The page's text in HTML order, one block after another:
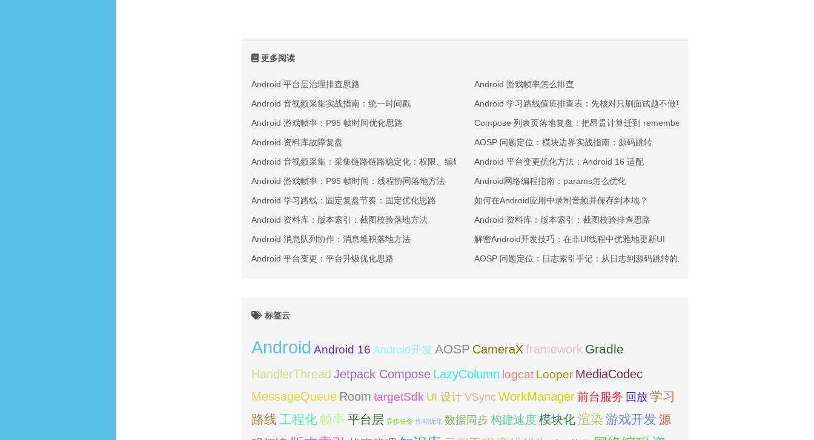
更多阅读
Android 平台层治理排查思路
Android 音视频采集实战指南：统一时间戳
Android 游戏帧率：P95 帧时间优化思路
Android 资料库故障复盘
Android 音视频采集：采集链路链路稳定化：权限、编码与回放三段排查
Android 游戏帧率：P95 帧时间：线程协同落地方法
Android 学习路线：固定复盘节奏：固定优化思路
Android 资料库：版本索引：截图校验落地方法
Android 消息队列协作：消息堆积落地方法
Android 平台变更：平台升级优化思路
Android 游戏帧率怎么排查
Android 学习路线值班排查表：先核对只刷面试题不做项目还是每周保留一个可演示 Demo
Compose 列表页落地复盘：把昂贵计算迁到 remember 或 ViewModel没补齐时问题会怎
AOSP 问题定位：模块边界实战指南：源码跳转
Android 平台变更优化方法：Android 16 适配
Android网络编程指南：params怎么优化
如何在Android应用中录制音频并保存到本地？
Android 资料库：版本索引：截图校验排查思路
解密Android开发技巧：在非UI线程中优雅地更新UI
AOSP 问题定位：日志索引手记：从日志到源码跳转的最短路径
标签云
Android Android 16 Android开发 AOSP CameraXframework Gradle
HandlerThread Jetpack Compose LazyColumn logcat Looper MediaCodec
MessageQueue Room targetSdk UI 设计 VSyncWorkManager前台服务 回放 学习
路线 工程化 帧率 平台层 异步任务 性能优化 数据同步 构建速度 模块化渲染 游戏开发 源